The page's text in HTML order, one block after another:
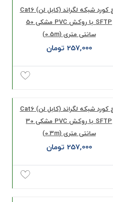
پچ کورد شبکه لگراند (کابل لن) Cat6
SFTP با روکش PVC مشکی 50
سانتی متری (0.5m)
257,000 تومان
پچ کورد شبکه لگراند (کابل لن) Cat6
SFTP با روکش PVC مشکی 30
سانتی متری (0.3m)
257,000 تومان